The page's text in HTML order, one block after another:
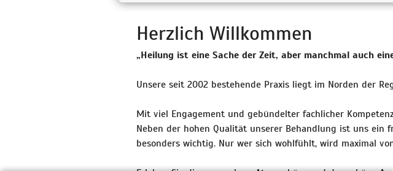
Herzlich Willkommen
„Heilung ist eine Sache der Zeit, aber manchmal auch
Unsere seit 2002 bestehende Praxis liegt im Norden der
Mit viel Engagement und gebündelter fachlicher
Neben der hohen Qualität unserer Behandlung ist uns
besonders wichtig. Nur wer sich wohlfühlt, wird maximal